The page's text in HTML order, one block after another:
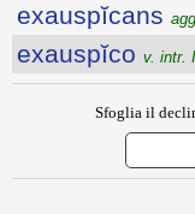
exauspĭcans
exauspĭco v. intr.
Sfoglia il